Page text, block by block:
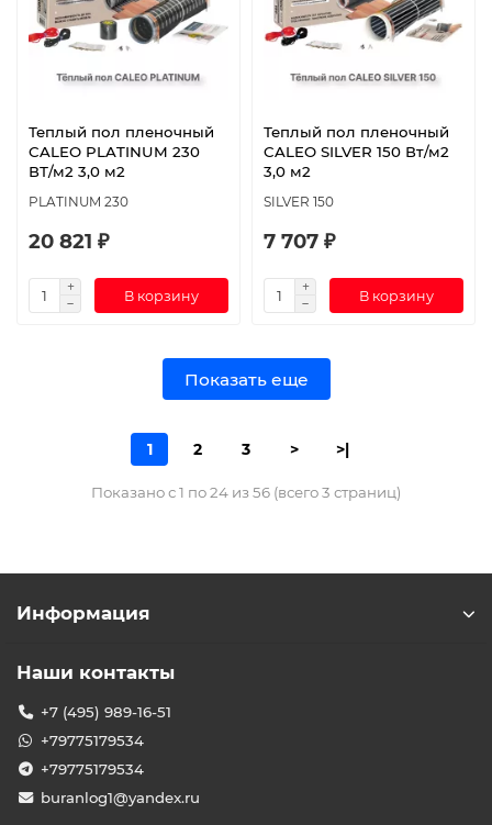
Теплый пол пленочный
CALEO PLATINUM 230
ВТ/м2 3,0 м2
PLATINUM 230
20 821 ₽
В корзину
Теплый пол пленочный
CALEO SILVER 150 Вт/м2
3,0 м2
SILVER 150
7 707 ₽
В корзину
Показать еще
1 2 3 > >|
Показано с 1 по 24 из 56 (всего 3 страниц)
Информация
Наши контакты
+7 (495) 989-16-51
+79775179534
+79775179534
buranlog1@yandex.ru